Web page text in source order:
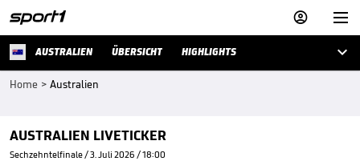


AUSTRALIEN ÜBERSICHT HIGHLIGHTS 
Home > Australien
AUSTRALIEN LIVETICKER
Sechzehntelfinale / 3. Juli 2026 / 18:00